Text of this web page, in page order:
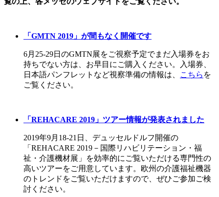
「GMTN 2019」が間もなく開催です
6月25-29日のGMTN展をご視察予定でまだ入場券をお
持ちでない方は、お早目にご購入ください。入場券、
日本語パンフレットなど視察準備の情報は、
こちら を
ご覧ください。
「REHACARE 2019」ツアー情報が発表されました
2019年9月18-21日、デュッセルドルフ開催の
「REHACARE 2019－国際リハビリテーション・福
祉・介護機材展」を効率的にご覧いただける専門性の
高いツアーをご用意しています。欧州の介護福祉機器
のトレンドをご覧いただけますので、ぜひご参加ご検
討ください。